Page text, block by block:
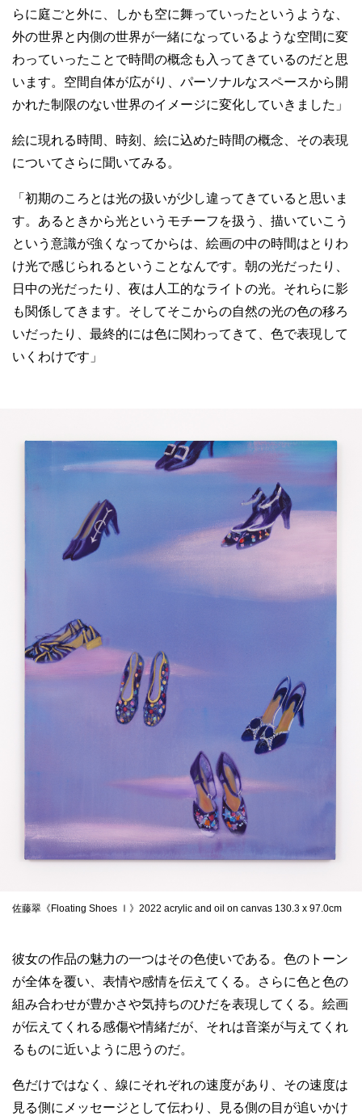
らに庭ごと外に、しかも空に舞っていったというような、
外の世界と内側の世界が一緒になっているような空間に変
わっていったことで時間の概念も入ってきているのだと思
います。空間自体が広がり、パーソナルなスペースから開
かれた制限のない世界のイメージに変化していきました」
絵に現れる時間、時刻、絵に込めた時間の概念、その表現
についてさらに聞いてみる。
「初期のころとは光の扱いが少し違ってきていると思いま
す。あるときから光というモチーフを扱う、描いていこう
という意識が強くなってからは、絵画の中の時間はとりわ
け光で感じられるということなんです。朝の光だったり、
日中の光だったり、夜は人工的なライトの光。それらに影
も関係してきます。そしてそこからの自然の光の色の移ろ
いだったり、最終的には色に関わってきて、色で表現して
いくわけです」
佐藤翠《Floating Shoes Ⅰ》2022 acrylic and oil on canvas 130.3 x 97.0cm
彼女の作品の魅力の一つはその色使いである。色のトーン
が全体を覆い、表情や感情を伝えてくる。さらに色と色の
組み合わせが豊かさや気持ちのひだを表現してくる。絵画
が伝えてくれる感傷や情緒だが、それは音楽が与えてくれ
るものに近いように思うのだ。
色だけではなく、線にそれぞれの速度があり、その速度は
見る側にメッセージとして伝わり、見る側の目が追いかけ